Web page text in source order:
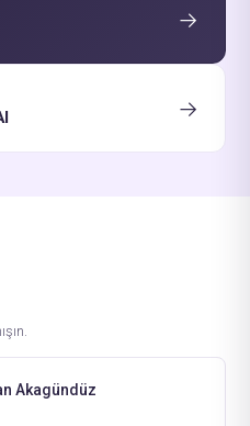
→
→
Akagündüz